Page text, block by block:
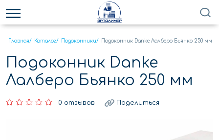
Главная/ Каталог/ Подоконники/ Подоконник Danke Лалберо Бьянко 250 мм
Подоконник Danke
Лалберо Бьянко 250 мм
0 отзывов Поделиться